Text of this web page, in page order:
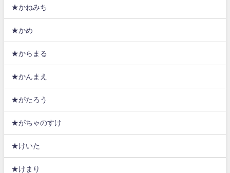
★かねみち
★かめ
★からまる
★かんまえ
★がたろう
★がちゃのすけ
★けいた
★けまり